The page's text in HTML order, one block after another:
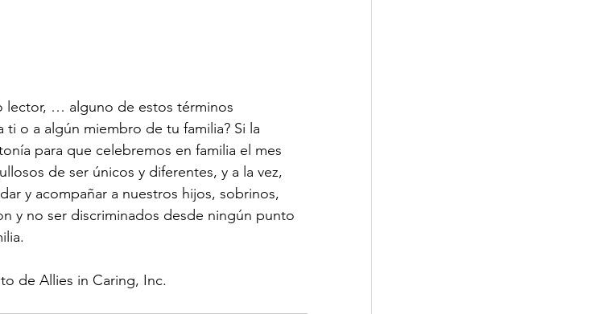
lector, … alguno de estos términos
o a algún miembro de tu familia? Si la
para que celebremos en familia el mes
de ser únicos y diferentes, y a la vez,
y acompañar a nuestros hijos, sobrinos,
y no ser discriminados desde ningún punto
de Allies in Caring, Inc.